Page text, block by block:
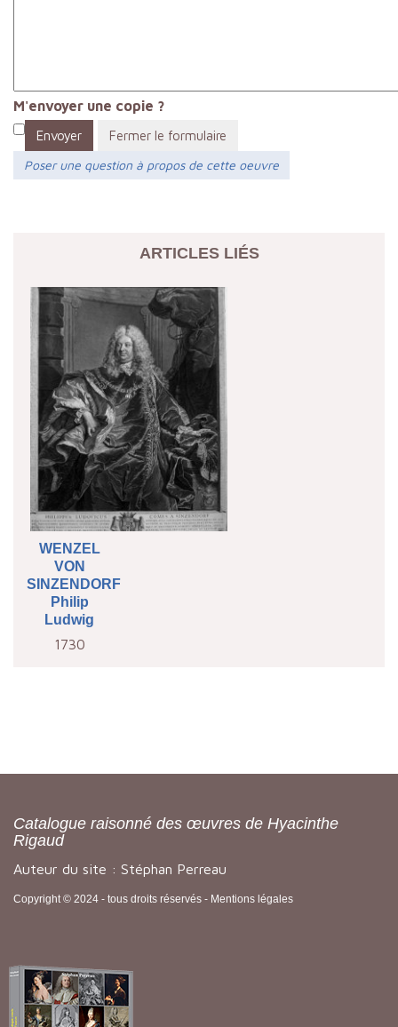
M'envoyer une copie ?
Envoyer
Fermer le formulaire
Poser une question à propos de cette oeuvre
ARTICLES LIÉS
WENZEL
VON
SINZENDORF
Philip
Ludwig
1730
Catalogue raisonné des œuvres de Hyacinthe
Rigaud
Auteur du site : Stéphan Perreau
Copyright © 2024 - tous droits réservés - Mentions légales